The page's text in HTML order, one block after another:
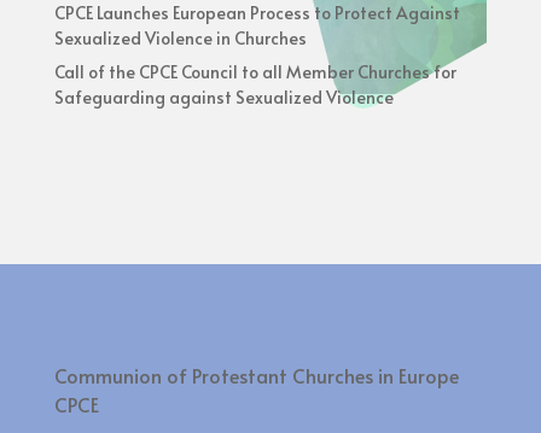
CPCE Launches European Process to Protect Against
Sexualized Violence in Churches
Call of the CPCE Council to all Member Churches for
Safeguarding against Sexualized Violence
Communion of Protestant Churches in Europe
CPCE